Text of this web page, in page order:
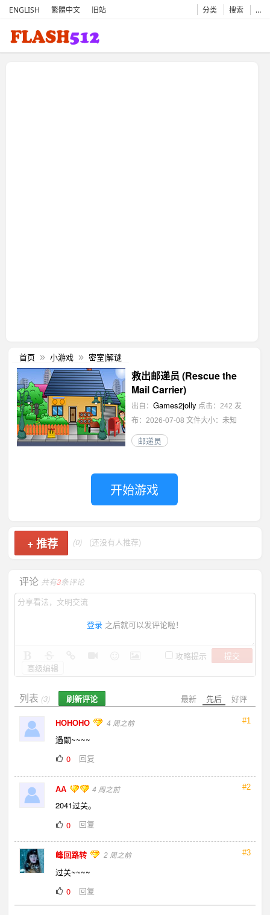
ENGLISH 繁體中文 旧站 分类 搜索 …
首页 » 小游戏 » 密室|解谜
救出邮递员 (Rescue the
Mail Carrier)
出自： Games2jolly 点击：242 发
布：2026-07-08 文件大小：未知
邮递员
开始游戏
+推荐 (0) (还没有人推荐)
评论 共有3条评论
登录 之后就可以发评论啦！
攻略提示
提交
高级编辑
最新 先后 好评
列表 (3) 刷新评论
#1
HOHOHO 4 周之前
過關~~~~
0
回复
#2
AA 4 周之前
2041过关。
0
回复
#3
峰回路转 2 周之前
过关~~~~
0
回复